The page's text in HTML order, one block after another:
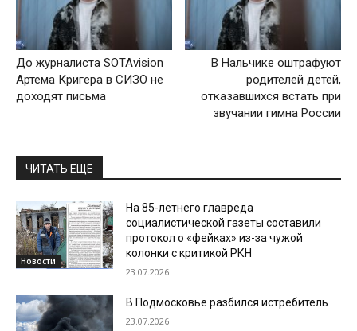
До журналиста SOTAvision
Артема Кригера в СИЗО не
доходят письма
В Нальчике оштрафуют
родителей детей,
отказавшихся встать при
звучании гимна России
ЧИТАТЬ ЕЩЕ
Новости
На 85-летнего главреда
социалистической газеты составили
протокол о «фейках» из-за чужой
колонки с критикой РКН
23.07.2026
В Подмосковье разбился истребитель
23.07.2026